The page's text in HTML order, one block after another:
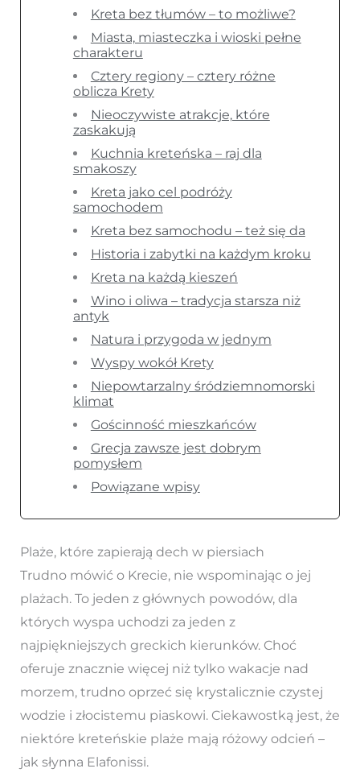
Kreta bez tłumów – to możliwe?
Miasta, miasteczka i wioski pełne
charakteru
Cztery regiony – cztery różne
oblicza Krety
Nieoczywiste atrakcje, które
zaskakują
Kuchnia kreteńska – raj dla
smakoszy
Kreta jako cel podróży
samochodem
Kreta bez samochodu – też się da
Historia i zabytki na każdym kroku
Kreta na każdą kieszeń
Wino i oliwa – tradycja starsza niż
antyk
Natura i przygoda w jednym
Wyspy wokół Krety
Niepowtarzalny śródziemnomorski
klimat
Gościnność mieszkańców
Grecja zawsze jest dobrym
pomysłem
Powiązane wpisy
Plaże, które zapierają dech w piersiach
Trudno mówić o Krecie, nie wspominając o jej
plażach. To jeden z głównych powodów, dla
których wyspa uchodzi za jeden z
najpiękniejszych greckich kierunków. Choć
oferuje znacznie więcej niż tylko wakacje nad
morzem, trudno oprzeć się krystalicznie czystej
wodzie i złocistemu piaskowi. Ciekawostką jest, że
niektóre kreteńskie plaże mają różowy odcień –
jak słynna Elafonissi.